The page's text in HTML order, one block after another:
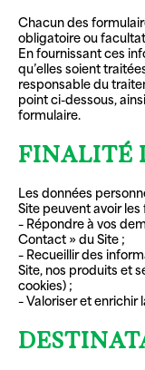
Chacun des
obligatoire ou
En fournissant ces
qu’elles soient
responsable du
point ci-dessous,
formulaire.
FINALITÉ
Les données
Site peuvent avoir
– Répondre à vos
Contact » du Site ;
– Recueillir des
Site, nos produits et
cookies) ;
– Valoriser et enrichir